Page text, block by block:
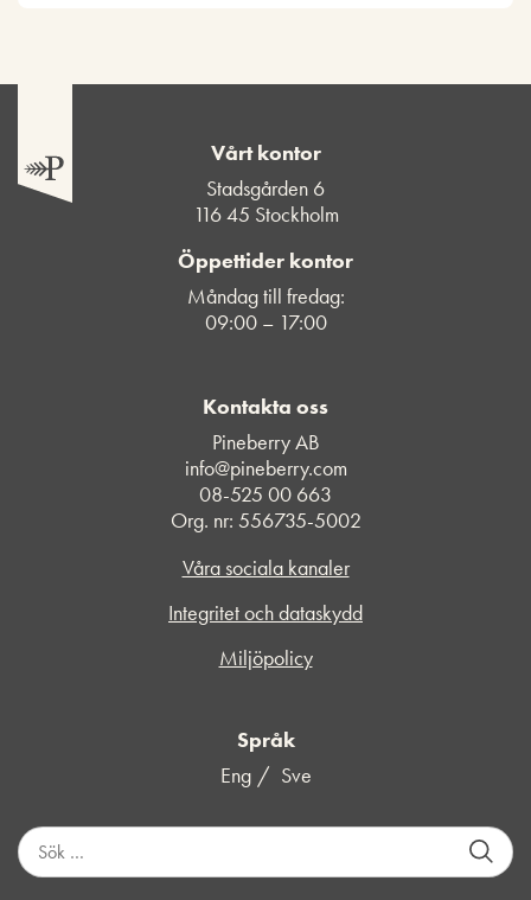
Vårt kontor
Stadsgården 6
116 45 Stockholm
Öppettider kontor
Måndag till fredag:
09:00 – 17:00
Kontakta oss
Pineberry AB
info@pineberry.com
08-525 00 663
Org. nr: 556735-5002
Våra sociala kanaler
Integritet och dataskydd
Miljöpolicy
Språk
Eng
Sve
S
ö
k